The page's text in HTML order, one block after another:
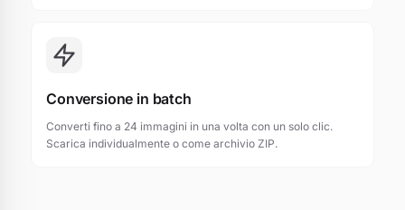
Conversione in batch
Converti fino a 24 immagini in una volta con un solo clic.
Scarica individualmente o come archivio ZIP.